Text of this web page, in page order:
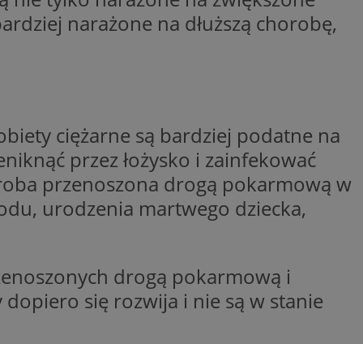
narażone na dłuższą chorobę,
ciężarne są bardziej podatne na
przez łożysko i zainfekować
przenoszona drogą pokarmową w
urodzenia martwego dziecka,
drogą pokarmową i
się rozwija i nie są w stanie
sesji.
sesji.
przestrzeganie
użytkownik nie
preferencji,
z regulacjami
identyfikatora
optymalizacji
przechowywania
do usług